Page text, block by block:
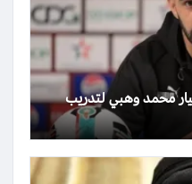
محمد وهبي لتدريب